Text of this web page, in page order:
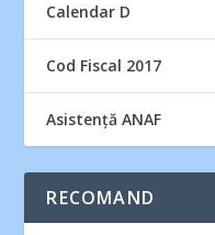
Calendar D
Cod Fiscal 2017
Asistență ANAF
RECOMAND